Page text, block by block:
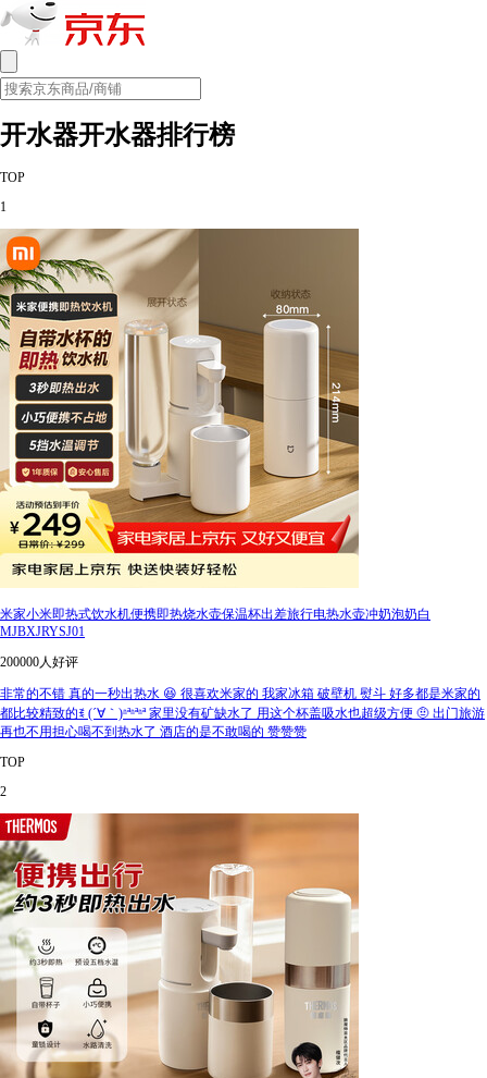
开水器开水器排行榜
TOP
1
米家小米即热式饮水机便携即热烧水壶保温杯出差旅行电热水壶冲奶泡奶白
MJBXJRYSJ01
200000人好评
非常的不错 真的一秒出热水 😆 很喜欢米家的 我家冰箱 破壁机 熨斗 好多都是米家的
都比较精致的ꉂ (´∀｀)ʱªʱªʱª 家里没有矿缺水了 用这个杯盖吸水也超级方便 🤨 出门旅游
再也不用担心喝不到热水了 酒店的是不敢喝的 赞赞赞
TOP
2